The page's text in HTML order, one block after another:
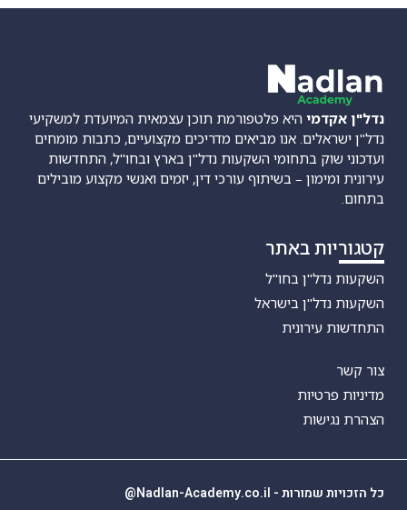
נדל"ן אקדמי היא פלטפורמת תוכן עצמאית המיועדת למשקיעי
נדל"ן ישראלים. אנו מביאים מדריכים מקצועיים, כתבות מומחים
ועדכוני שוק בתחומי השקעות נדל"ן בארץ ובחו"ל, התחדשות
עירונית ומימון – בשיתוף עורכי דין, יזמים ואנשי מקצוע מובילים
בתחום.
קטגוריות באתר
השקעות נדל"ן בחו"ל
השקעות נדל"ן בישראל
התחדשות עירונית
צור קשר
מדיניות פרטיות
הצהרת נגישות
כל הזכויות שמורות - Nadlan-Academy.co.il@